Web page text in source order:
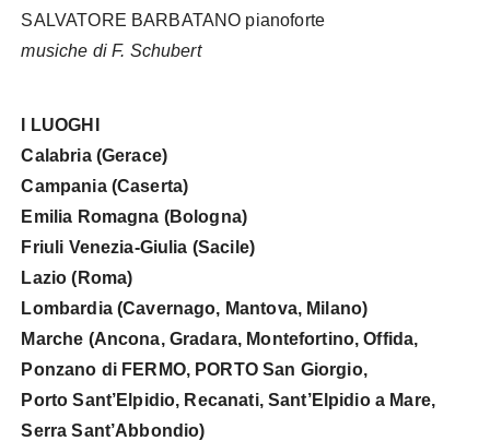
SALVATORE BARBATANO pianoforte
musiche di F. Schubert
I LUOGHI
Calabria (Gerace)
Campania (Caserta)
Emilia Romagna (Bologna)
Friuli Venezia-Giulia (Sacile)
Lazio (Roma)
Lombardia (Cavernago, Mantova, Milano)
Marche (Ancona, Gradara, Montefortino, Offida,
Ponzano di FERMO, PORTO San Giorgio,
Porto Sant’Elpidio, Recanati, Sant’Elpidio a Mare,
Serra Sant’Abbondio)